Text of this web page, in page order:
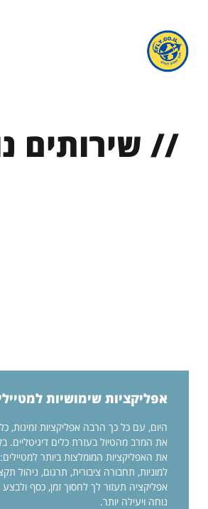
// שירותים
אפליקציות שימושיות
היום, עם כל כך הרבה אפליקציות זמינות,
את המרב מהטיול בעזרת כלים דיגיטליים.
את האפליקציות המומלצות ביותר
למוניות, תחבורה ציבורית, תרגום, ניהול
אפליקציה תעזור לך לחסוך זמן, כסף
נוחה ויעילה יותר.